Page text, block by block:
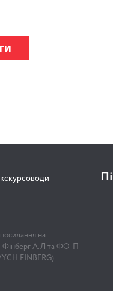
на
Фінберг А.Л та ФО-П
FINBERG)